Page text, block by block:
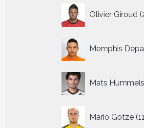
Olivier Giroud
Memphis
Mats Hummels
Mario Gotze 11